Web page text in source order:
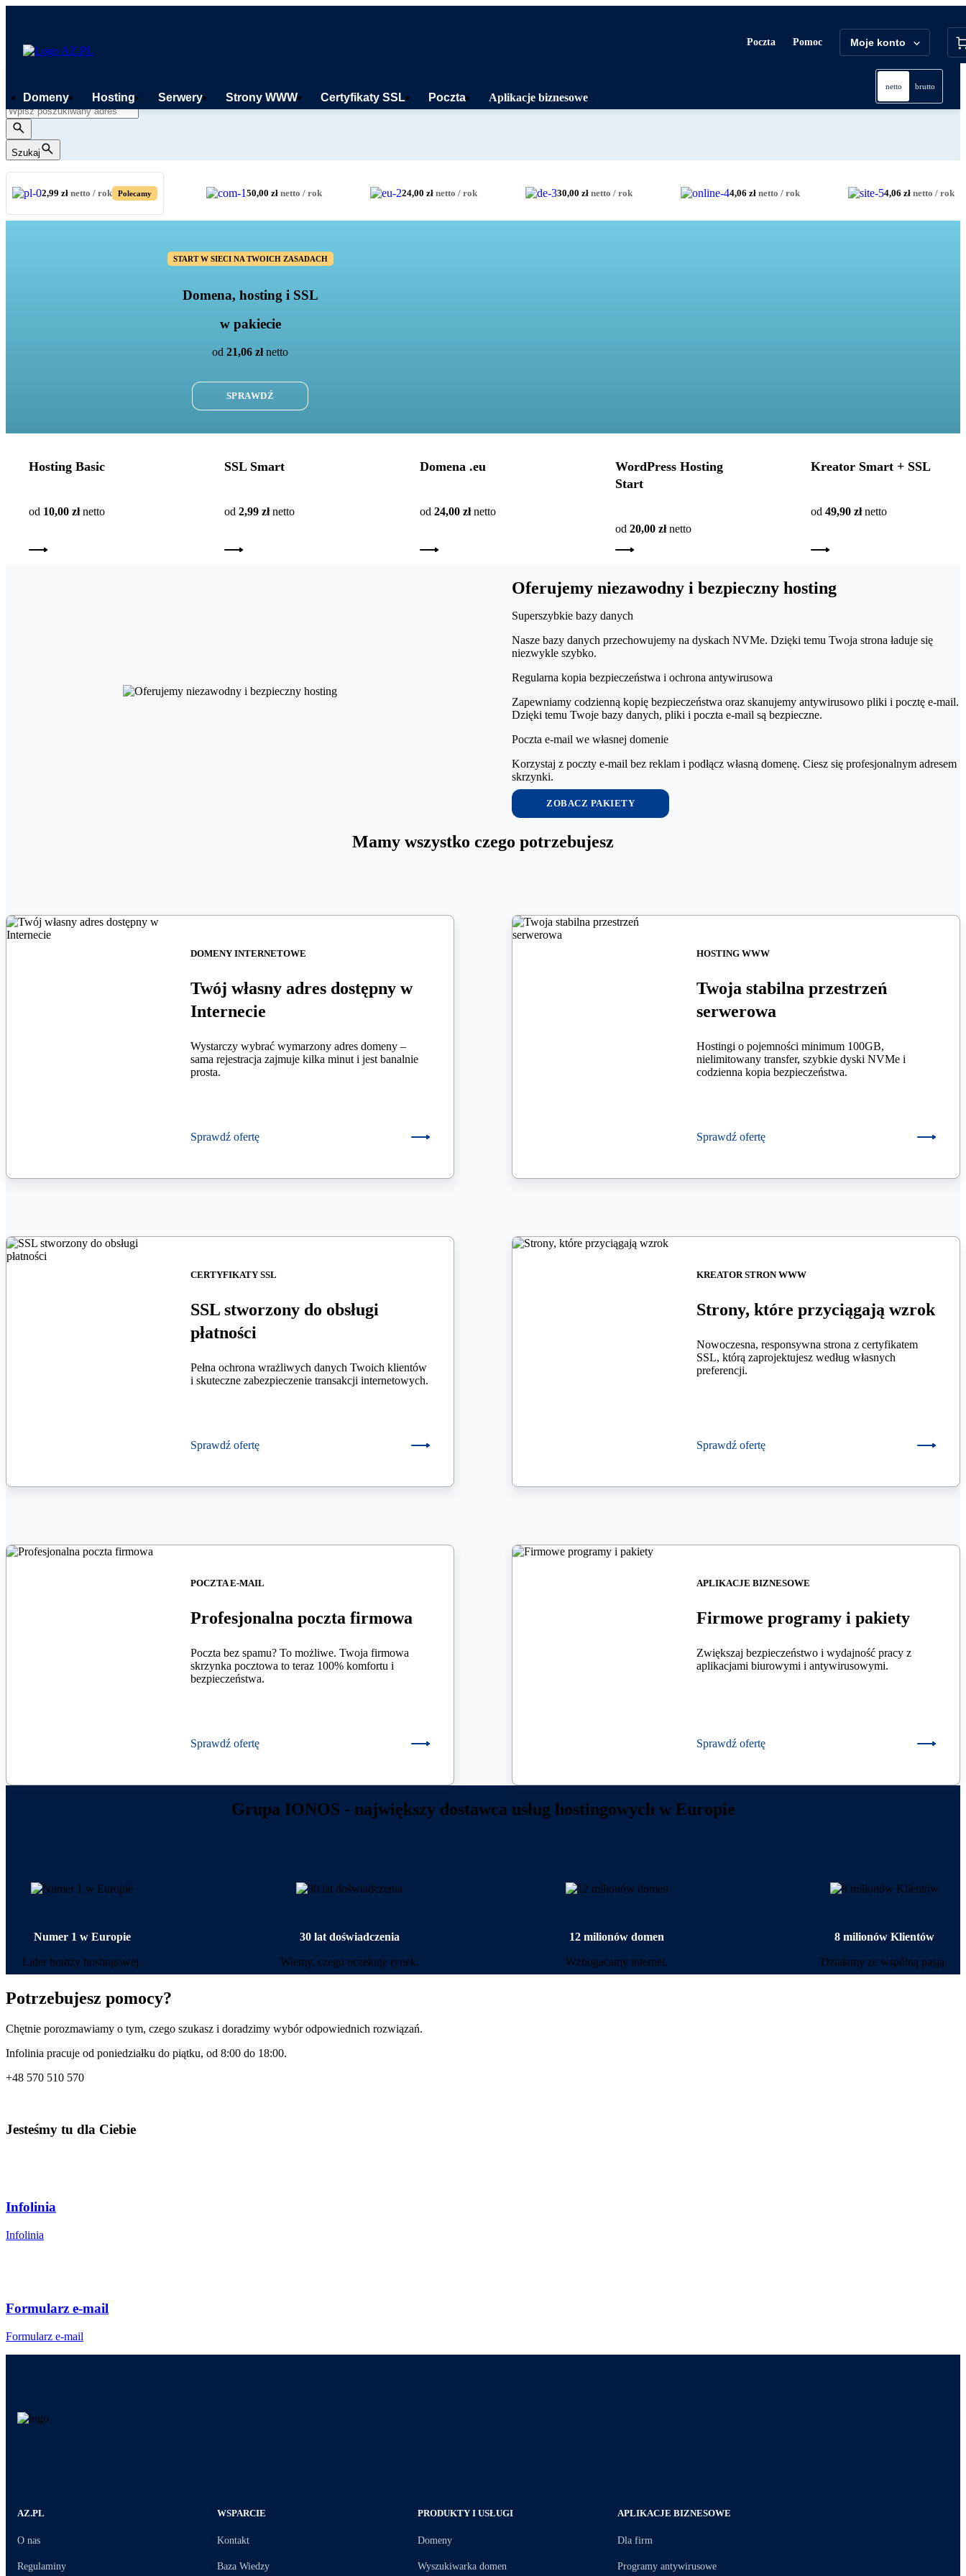
Poczta Pomoc Moje konto
Domeny Hosting Serwery Strony WWW Certyfikaty SSL Poczta Aplikacje biznesowe
netto brutto
Szukaj
2,99 zł netto / rok Polecamy 50,00 zł netto / rok 24,00 zł netto / rok 30,00 zł netto / rok 4,06 zł netto / rok 4,06 zł netto / rok
START W SIECI NA TWOICH ZASADACH
Domena, hosting i SSL
w pakiecie
od 21,06 zł netto
SPRAWDŹ
Hosting Basic
od 10,00 zł netto
SSL Smart
od 2,99 zł netto
Domena .eu
od 24,00 zł netto
WordPress Hosting
Start
od 20,00 zł netto
Kreator Smart + SSL
od 49,90 zł netto
Oferujemy niezawodny i bezpieczny hosting
Superszybkie bazy danych
Nasze bazy danych przechowujemy na dyskach NVMe. Dzięki temu Twoja strona ładuje się
niezwykle szybko.
Regularna kopia bezpieczeństwa i ochrona antywirusowa
Zapewniamy codzienną kopię bezpieczeństwa oraz skanujemy antywirusowo pliki i pocztę e-mail.
Dzięki temu Twoje bazy danych, pliki i poczta e-mail są bezpieczne.​
Poczta e-mail we własnej domenie
Korzystaj z poczty e-mail bez reklam i podłącz własną domenę. Ciesz się profesjonalnym adresem
skrzynki.​
ZOBACZ PAKIETY
Mamy wszystko czego potrzebujesz
DOMENY INTERNETOWE
Twój własny adres dostępny w
Internecie
Wystarczy wybrać wymarzony adres domeny –
sama rejestracja zajmuje kilka minut i jest banalnie
prosta.
Sprawdź ofertę
HOSTING WWW
Twoja stabilna przestrzeń
serwerowa
Hostingi o pojemności minimum 100GB,
nielimitowany transfer, szybkie dyski NVMe i
codzienna kopia bezpieczeństwa.
Sprawdź ofertę
CERTYFIKATY SSL
SSL stworzony do obsługi
płatności
Pełna ochrona wrażliwych danych Twoich klientów
i skuteczne zabezpieczenie transakcji internetowych.
Sprawdź ofertę
KREATOR STRON WWW
Strony, które przyciągają wzrok
Nowoczesna, responsywna strona z certyfikatem
SSL, którą zaprojektujesz według własnych
preferencji.
Sprawdź ofertę
POCZTA E-MAIL
Profesjonalna poczta firmowa
Poczta bez spamu? To możliwe. Twoja firmowa
skrzynka pocztowa to teraz 100% komfortu i
bezpieczeństwa.
Sprawdź ofertę
APLIKACJE BIZNESOWE
Firmowe programy i pakiety
Zwiększaj bezpieczeństwo i wydajność pracy z
aplikacjami biurowymi i antywirusowymi.
Sprawdź ofertę
Grupa IONOS - największy dostawca usług hostingowych w Europie
Numer 1 w Europie
Lider branży hostingowej.
30 lat doświadczenia
Wiemy, czego oczekuje rynek.
12 milionów domen
Wzbogacamy internet.
8 milionów Klientów
Działamy ze wspólną pasją.
Potrzebujesz pomocy?
Chętnie porozmawiamy o tym, czego szukasz i doradzimy wybór odpowiednich rozwiązań.
Infolinia pracuje od poniedziałku do piątku, od 8:00 do 18:00.
+48 570 510 570
Jesteśmy tu dla Ciebie
Infolinia
Infolinia
Formularz e-mail
Formularz e-mail
AZ.PL
O nas
Regulaminy
WSPARCIE
Kontakt
Baza Wiedzy
PRODUKTY I USŁUGI
Domeny
Wyszukiwarka domen
APLIKACJE BIZNESOWE
Dla firm
Programy antywirusowe